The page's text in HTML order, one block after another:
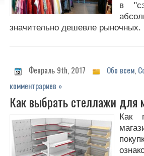
в
значительно дешевле
Февраль 9th, 2017 Обо всем,
комментрариев »
Как выбрать стеллажи для
Как